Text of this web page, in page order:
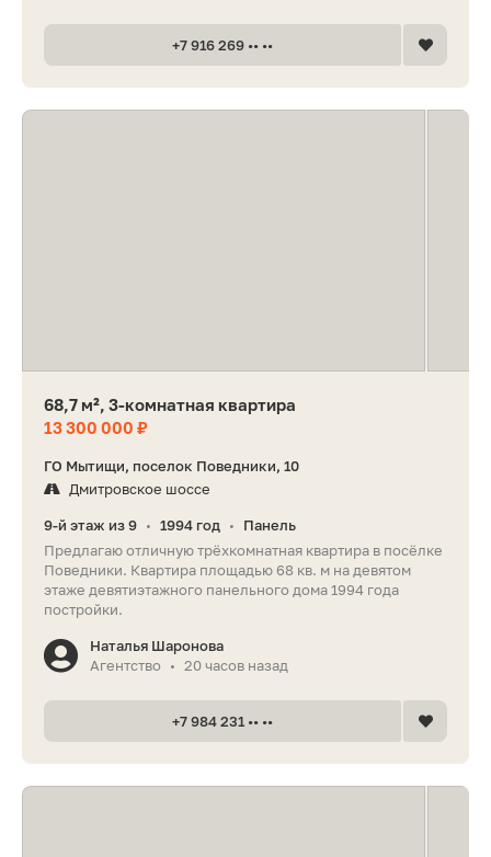
+7 916 269 •• ••
68,7 м², 3-комнатная квартира
13 300 000 ₽
ГО Мытищи, поселок Поведники, 10
Дмитровское шоссе
9-й этаж из 9 • 1994 год •
Панель
Предлагаю отличную трёхкомнатная квартира в посёлке
Поведники. Квартира площадью 68 кв. м на девятом
этаже девятиэтажного панельного дома 1994 года
постройки.
Наталья Шаронова
Агентство
• 20 часов назад
+7 984 231 •• ••